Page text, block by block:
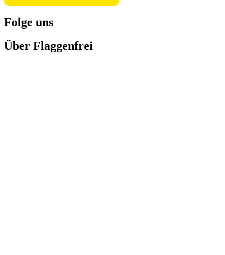
Folge uns
Über Flaggenfrei